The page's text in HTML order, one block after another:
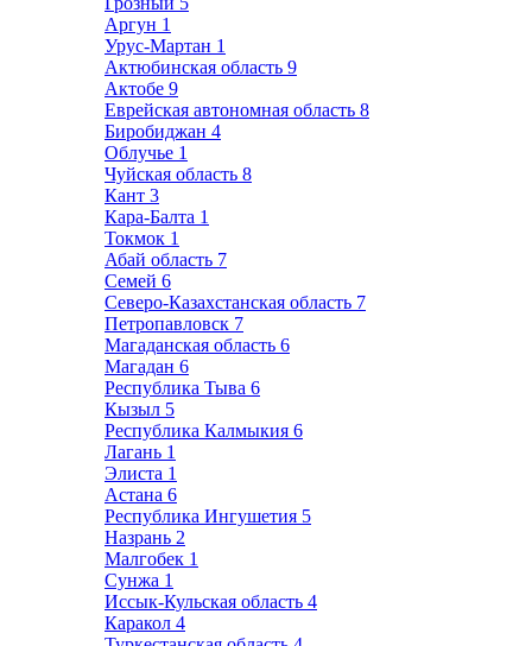
Аргун 1
Урус-Мартан 1
Актюбинская область 9
Актобе 9
Еврейская автономная область 8
Биробиджан 4
Облучье 1
Чуйская область 8
Кант 3
Кара-Балта 1
Токмок 1
Абай область 7
Семей 6
Северо-Казахстанская область 7
Петропавловск 7
Магаданская область 6
Магадан 6
Республика Тыва 6
Кызыл 5
Республика Калмыкия 6
Лагань 1
Элиста 1
Астана 6
Республика Ингушетия 5
Назрань 2
Малгобек 1
Сунжа 1
Иссык-Кульская область 4
Каракол 4